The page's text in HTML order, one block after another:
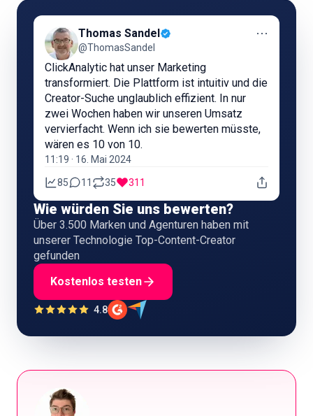
Thomas Sandel
@ThomasSandel
⋯
ClickAnalytic hat unser Marketing
transformiert. Die Plattform ist intuitiv und die
Creator-Suche unglaublich effizient. In nur
zwei Wochen haben wir unseren Umsatz
vervierfacht. Wenn ich sie bewerten müsste,
wären es 10 von 10.
11:19 · 16. Mai 2024
85 11 35 311
Wie würden Sie uns bewerten?
Über 3.500 Marken und Agenturen haben mit
unserer Technologie Top-Content-Creator
gefunden
Kostenlos testen
4.8